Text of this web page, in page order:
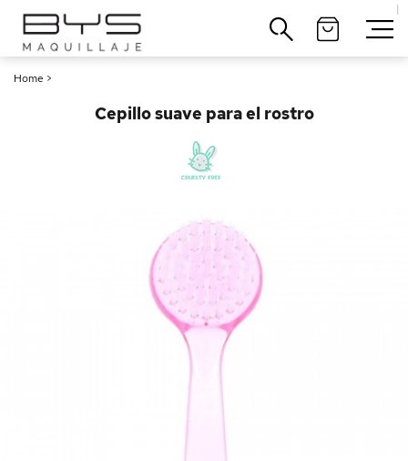
|
Home >
Cepillo suave para el rostro
Cerrar